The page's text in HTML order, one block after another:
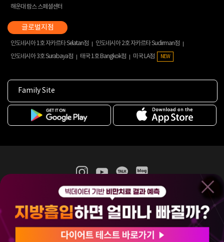
해운대 람스 스페셜센터
인도네시아 1호 자카르타 Selatan점
인도네시아 2호 자카르타 Sudirman점
인도네시아 3호 Surabaya점
태국 1호 Bangkok점 미국 LA점 NEW
Family Site
365mc 병·의원 이용약관
홈페이지 이용약관
비급여진료수가
(주)365mcㅣ서울특별시 서초구 서초대로52길 7, 3~4층(서초동, 제일빌딩)
120-87-04354ㅣ김남철